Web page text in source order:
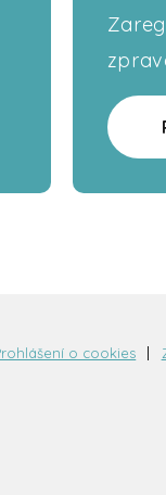
o cookies